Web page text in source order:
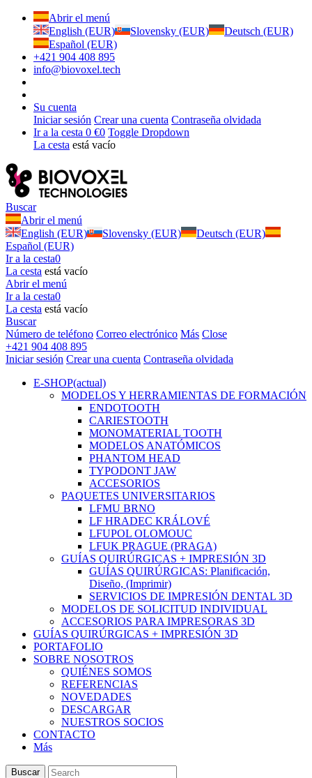
Abrir el menú
English (EUR)
Slovensky (EUR)
Deutsch (EUR)
Español (EUR)
+421 904 408 895
info@biovoxel.tech
Su cuenta
Iniciar sesión Crear una cuenta Contraseña olvidada
Ir a la cesta 0 €0 Toggle Dropdown
La cesta está vacío
Buscar
Abrir el menú
English (EUR)
Slovensky (EUR)
Deutsch (EUR)
Español (EUR)
Ir a la cesta0
La cesta está vacío
Abrir el menú
Ir a la cesta0
La cesta está vacío
Buscar
Número de teléfono Correo electrónico Más Close
+421 904 408 895
Iniciar sesión Crear una cuenta Contraseña olvidada
E-SHOP(actual)
MODELOS Y HERRAMIENTAS DE FORMACIÓN
ENDOTOOTH
CARIESTOOTH
MONOMATERIAL TOOTH
MODELOS ANATÓMICOS
PHANTOM HEAD
TYPODONT JAW
ACCESORIOS
PAQUETES UNIVERSITARIOS
LFMU BRNO
LF HRADEC KRÁLOVÉ
LFUPOL OLOMOUC
LFUK PRAGUE (PRAGA)
GUÍAS QUIRÚRGICAS + IMPRESIÓN 3D
GUÍAS QUIRÚRGICAS: Planificación,
Diseño, (Imprimir)
SERVICIOS DE IMPRESIÓN DENTAL 3D
MODELOS DE SOLICITUD INDIVIDUAL
ACCESORIOS PARA IMPRESORAS 3D
GUÍAS QUIRÚRGICAS + IMPRESIÓN 3D
PORTAFOLIO
SOBRE NOSOTROS
QUIÉNES SOMOS
REFERENCIAS
NOVEDADES
DESCARGAR
NUESTROS SOCIOS
CONTACTO
Más
Buscar